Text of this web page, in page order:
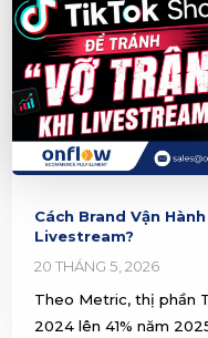
Cách Brand Vận
Livestream?
20 THÁNG 5, 2026
Theo Metric, thị phần
2024 lên 41% năm